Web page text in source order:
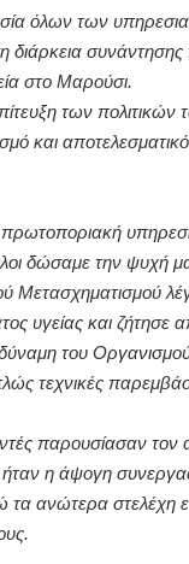
όλων των
συνάντησης
στο Μαρούσι.
των
και
πρωτοποριακή
δώσαμε την ψυχή
Μετασχηματισμού
υγείας και
του
τεχνικές
παρουσίασαν τον
ήταν η άψογη
ανώτερα στελέχη